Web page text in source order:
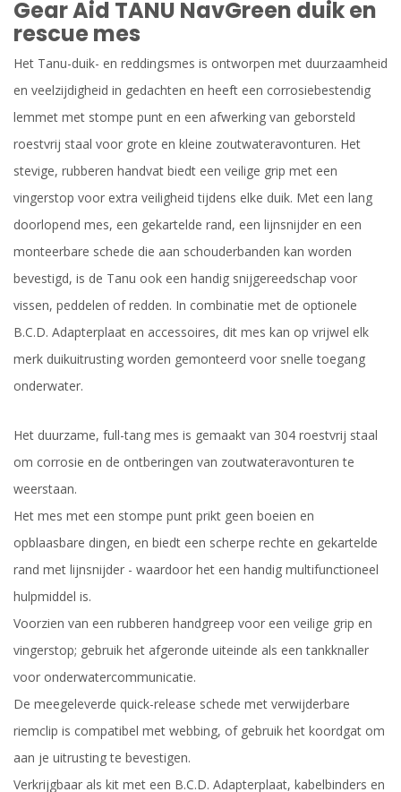
Gear Aid TANU NavGreen duik en
rescue mes
Het Tanu-duik- en reddingsmes is ontworpen met duurzaamheid
en veelzijdigheid in gedachten en heeft een corrosiebestendig
lemmet met stompe punt en een afwerking van geborsteld
roestvrij staal voor grote en kleine zoutwateravonturen. Het
stevige, rubberen handvat biedt een veilige grip met een
vingerstop voor extra veiligheid tijdens elke duik. Met een lang
doorlopend mes, een gekartelde rand, een lijnsnijder en een
monteerbare schede die aan schouderbanden kan worden
bevestigd, is de Tanu ook een handig snijgereedschap voor
vissen, peddelen of redden. In combinatie met de optionele
B.C.D. Adapterplaat en accessoires, dit mes kan op vrijwel elk
merk duikuitrusting worden gemonteerd voor snelle toegang
onderwater.
Het duurzame, full-tang mes is gemaakt van 304 roestvrij staal
om corrosie en de ontberingen van zoutwateravonturen te
weerstaan.
Het mes met een stompe punt prikt geen boeien en
opblaasbare dingen, en biedt een scherpe rechte en gekartelde
rand met lijnsnijder - waardoor het een handig multifunctioneel
hulpmiddel is.
Voorzien van een rubberen handgreep voor een veilige grip en
vingerstop; gebruik het afgeronde uiteinde als een tankknaller
voor onderwatercommunicatie.
De meegeleverde quick-release schede met verwijderbare
riemclip is compatibel met webbing, of gebruik het koordgat om
aan je uitrusting te bevestigen.
Verkrijgbaar als kit met een B.C.D. Adapterplaat, kabelbinders en